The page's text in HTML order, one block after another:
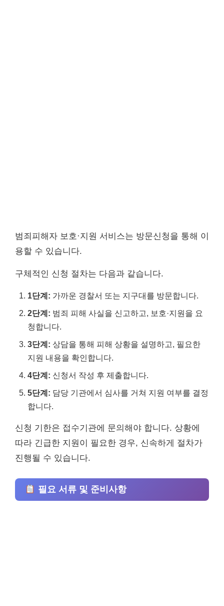
범죄피해자 보호·지원 서비스는 방문신청을 통해 이
용할 수 있습니다.
구체적인 신청 절차는 다음과 같습니다.
1단계: 가까운 경찰서 또는 지구대를 방문합니다.
2단계: 범죄 피해 사실을 신고하고, 보호·지원을 요
청합니다.
3단계: 상담을 통해 피해 상황을 설명하고, 필요한
지원 내용을 확인합니다.
4단계: 신청서 작성 후 제출합니다.
5단계: 담당 기관에서 심사를 거쳐 지원 여부를 결정
합니다.
신청 기한은 접수기관에 문의해야 합니다. 상황에
따라 긴급한 지원이 필요한 경우, 신속하게 절차가
진행될 수 있습니다.
필요 서류 및 준비사항